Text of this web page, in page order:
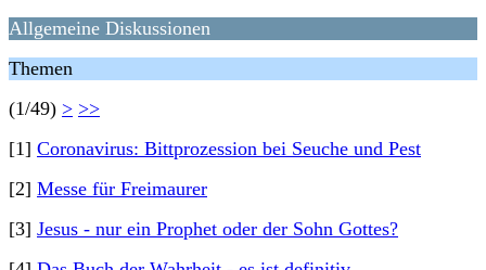
Allgemeine Diskussionen
Themen
(1/49) > >>
[1] Coronavirus: Bittprozession bei Seuche und Pest
[2] Messe für Freimaurer
[3] Jesus - nur ein Prophet oder der Sohn Gottes?